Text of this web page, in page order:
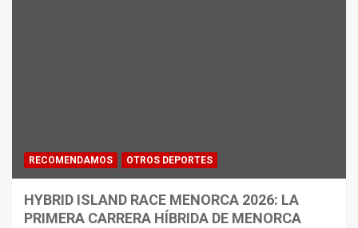
RECOMENDAMOS OTROS DEPORTES
HYBRID ISLAND RACE MENORCA 2026: LA
PRIMERA CARRERA HÍBRIDA DE MENORCA